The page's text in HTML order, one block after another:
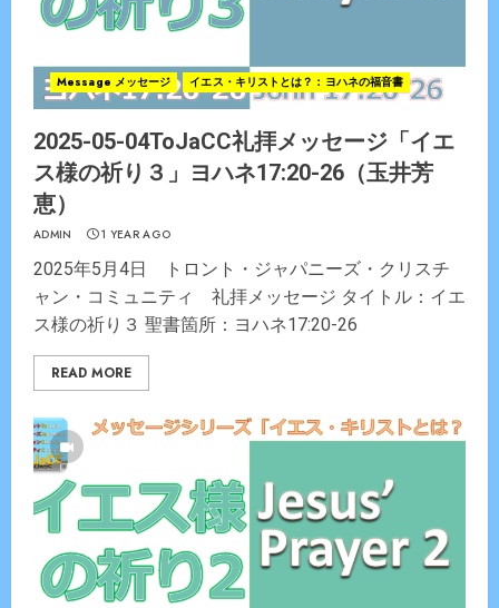
Message メッセージ イエス・キリストとは？：ヨハネの福音書
2025-05-04ToJaCC礼拝メッセージ「イエ
ス様の祈り３」ヨハネ17:20-26（玉井芳
恵）
ADMIN 1 YEAR AGO
2025年5月4日 トロント・ジャパニーズ・クリスチ
ャン・コミュニティ 礼拝メッセージ タイトル：イエ
ス様の祈り３ 聖書箇所：ヨハネ17:20-26
READ MORE